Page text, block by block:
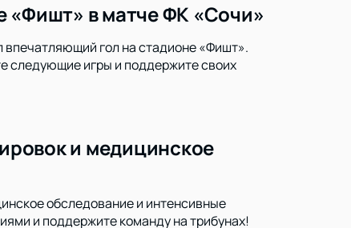
«Фишт» в матче ФК «Сочи»
гол на стадионе «Фишт».
следующие игры и поддержите своих
и медицинское
обследование и интенсивные
и поддержите команду на трибунах!